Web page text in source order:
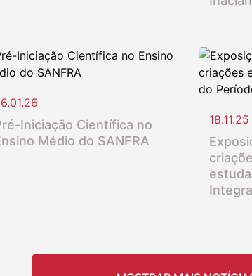
Iniciação Científica no
Médio do SANFRA
18.11.25